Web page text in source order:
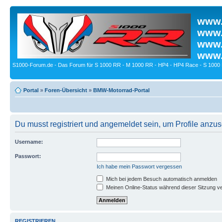
S1000-Forum.de - Das Forum für S 1000 RR - M 1000 RR - HP4 - HP4 Race - S 1000
Portal » Foren-Übersicht » BMW-Motorrad-Portal
Du musst registriert und angemeldet sein, um Profile
Username:
Passwort:
Ich habe mein Passwort vergessen
Mich bei jedem Besuch automatisch anmelden
Meinen Online-Status während dieser Sitzung